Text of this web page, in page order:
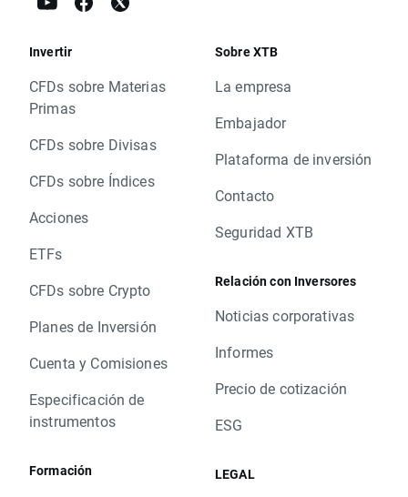
Invertir
CFDs sobre Materias
Primas
CFDs sobre Divisas
CFDs sobre Índices
Acciones
ETFs
CFDs sobre Crypto
Planes de Inversión
Cuenta y Comisiones
Especificación de
instrumentos
Formación
Sobre XTB
La empresa
Embajador
Plataforma de inversión
Contacto
Seguridad XTB
Relación con Inversores
Noticias corporativas
Informes
Precio de cotización
ESG
LEGAL